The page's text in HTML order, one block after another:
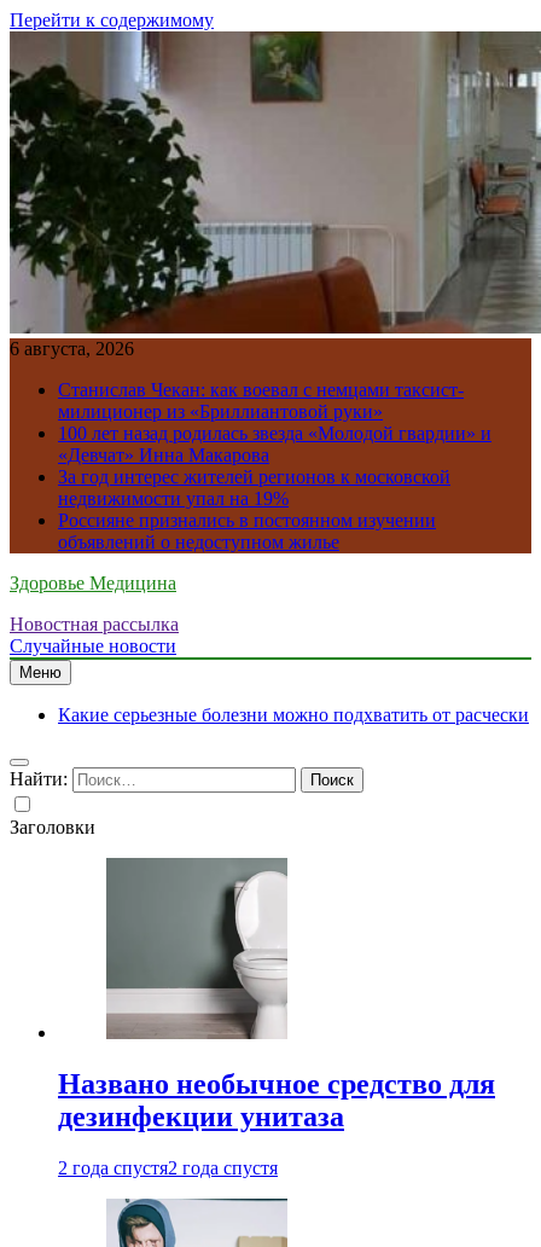
Перейти к содержимому
6 августа, 2026
Станислав Чекан: как воевал с немцами таксист-
милиционер из «Бриллиантовой руки»
100 лет назад родилась звезда «Молодой гвардии» и
«Девчат» Инна Макарова
За год интерес жителей регионов к московской
недвижимости упал на 19%
Россияне признались в постоянном изучении
объявлений о недоступном жилье
Здоровье Медицина
Новостная рассылка
Случайные новости
Меню
Какие серьезные болезни можно подхватить от расчески
Найти:
Заголовки
Названо необычное средство для
дезинфекции унитаза
2 года спустя2 года спустя